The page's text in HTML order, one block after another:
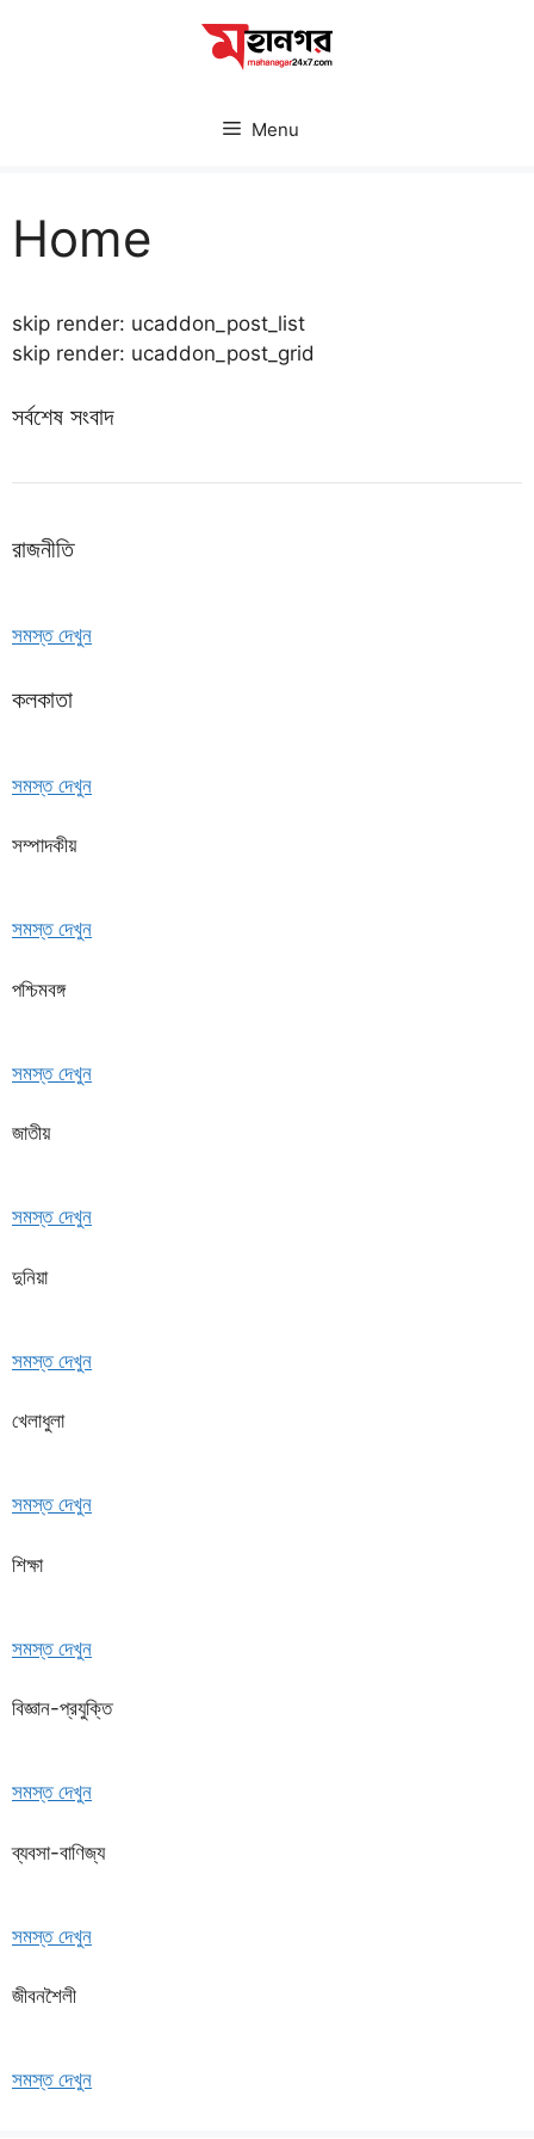
Menu
Home
skip render: ucaddon_post_list
skip render: ucaddon_post_grid
সর্বশেষ সংবাদ
রাজনীতি
সমস্ত দেখুন
কলকাতা
সমস্ত দেখুন
সম্পাদকীয়
সমস্ত দেখুন
পশ্চিমবঙ্গ
সমস্ত দেখুন
জাতীয়
সমস্ত দেখুন
দুনিয়া
সমস্ত দেখুন
খেলাধুলা
সমস্ত দেখুন
শিক্ষা
সমস্ত দেখুন
বিজ্ঞান-প্রযুক্তি
সমস্ত দেখুন
ব্যবসা-বাণিজ্য
সমস্ত দেখুন
জীবনশৈলী
সমস্ত দেখুন